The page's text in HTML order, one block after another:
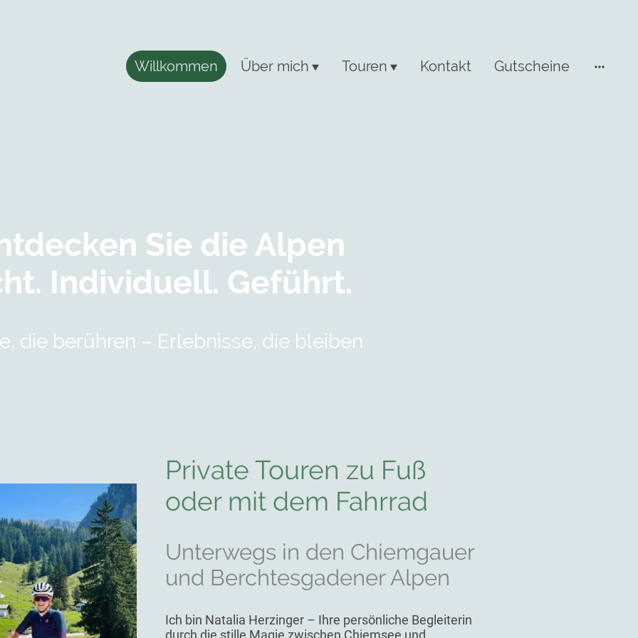
Willkommen Über mich Touren Kontakt Gutscheine
Sie die Alpen
Individuell. Geführt.
die berühren – Erlebnisse, die bleiben
Private Touren zu Fuß
oder mit dem Fahrrad
Unterwegs in den Chiemgauer
und Berchtesgadener Alpen
Ich bin Natalia Herzinger – Ihre persönliche Begleiterin
durch die stille Magie zwischen Chiemsee und